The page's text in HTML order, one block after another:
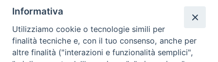
Redazione
Scrivici
Informativa
Utilizziamo cookie o tecnologie simili per
finalità tecniche e, con il tuo consenso, anche per
altre finalità ("interazioni e funzionalità semplici",